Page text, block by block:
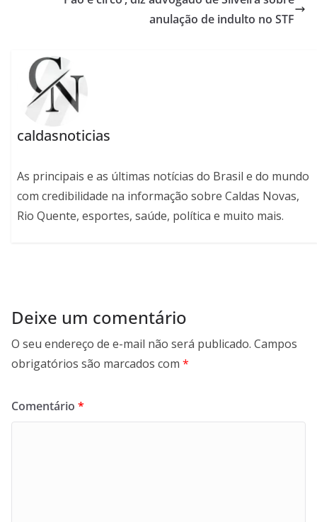
anulação de indulto no STF
caldasnoticias
As principais e as últimas notícias do Brasil e do mundo
com credibilidade na informação sobre Caldas Novas,
Rio Quente, esportes, saúde, política e muito mais.
Deixe um comentário
O seu endereço de e-mail não será publicado. Campos
obrigatórios são marcados com *
Comentário *